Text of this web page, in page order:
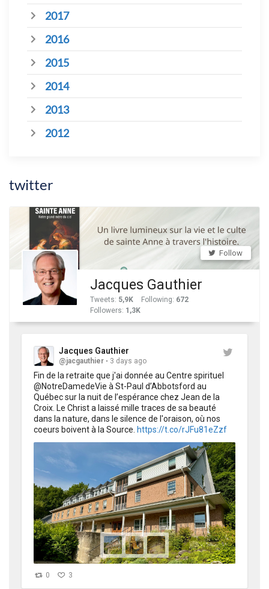
2017
2016
2015
2014
2013
2012
twitter
Follow
Jacques Gauthier
Tweets: 5,9K Following: 672
Followers: 1,3K
Jacques Gauthier
@jacgauthier 3 days ago
Fin de la retraite que j'ai donnée au Centre spirituel
@NotreDamedeVie à St-Paul d’Abbotsford au
Québec sur la nuit de l’espérance chez Jean de la
Croix. Le Christ a laissé mille traces de sa beauté
dans la nature, dans le silence de l'oraison, où nos
coeurs boivent à la Source. https://t.co/rJFu81eZzf
0 3